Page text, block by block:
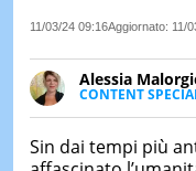
11/03/24 09:16Aggiornato: 11/
Alessia
CONTENT
Ha conseguito
e Google
occupa della
Sin dai tempi più